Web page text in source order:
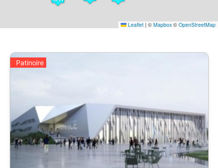
Leaflet | © Mapbox © OpenStreetMap
Patinoire